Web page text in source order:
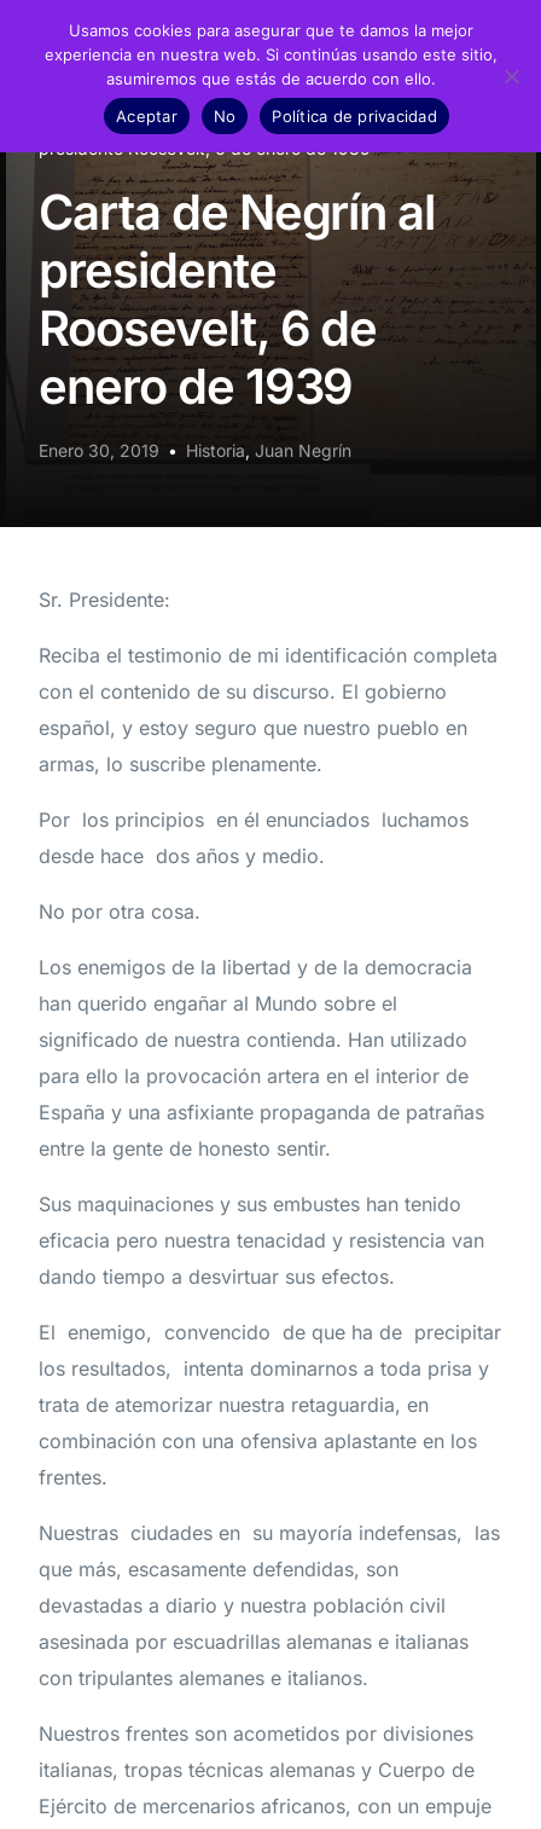
Noticias Historia
Carta de Negrín al
presidente Roosevelt, 6 de enero de 1939
Carta de Negrín al
presidente
Roosevelt, 6 de
enero de 1939
Enero 30, 2019 Historia,Juan Negrín
Sr. Presidente:
Reciba el testimonio de mi identificación completa
con el contenido de su discurso. El gobierno
español, y estoy seguro que nuestro pueblo en
armas, lo suscribe plenamente.
Por los principios en él enunciados luchamos
desde hace dos años y medio.
No por otra cosa.
Los enemigos de la libertad y de la democracia
han querido engañar al Mundo sobre el
significado de nuestra contienda. Han utilizado
para ello la provocación artera en el interior de
España y una asfixiante propaganda de patrañas
entre la gente de honesto sentir.
Sus maquinaciones y sus embustes han tenido
eficacia pero nuestra tenacidad y resistencia van
dando tiempo a desvirtuar sus efectos.
El enemigo, convencido de que ha de precipitar
los resultados, intenta dominarnos a toda prisa y
trata de atemorizar nuestra retaguardia, en
combinación con una ofensiva aplastante en los
frentes.
Nuestras ciudades en su mayoría indefensas, las
que más, escasamente defendidas, son
devastadas a diario y nuestra población civil
asesinada por escuadrillas alemanas e italianas
con tripulantes alemanes e italianos.
Nuestros frentes son acometidos por divisiones
italianas, tropas técnicas alemanas y Cuerpo de
Ejército de mercenarios africanos, con un empuje
Usamos cookies para asegurar que te damos la mejor
experiencia en nuestra web. Si continúas usando este sitio,
asumiremos que estás de acuerdo con ello.
Aceptar
No Política de privacidad
Fundación
Recursos
Noticias
Material didáctico
Transparencia